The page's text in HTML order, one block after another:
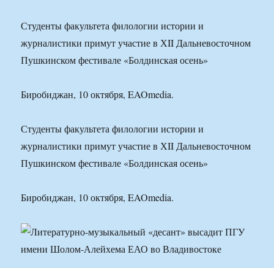
Студенты факультета филологии истории и
журналистики примут участие в ХII Дальневосточном
Пушкинском фестивале «Болдинская осень»
Биробиджан, 10 октября, EAOmedia.
Студенты факультета филологии истории и
журналистики примут участие в ХII Дальневосточном
Пушкинском фестивале «Болдинская осень»
Биробиджан, 10 октября, EAOmedia.